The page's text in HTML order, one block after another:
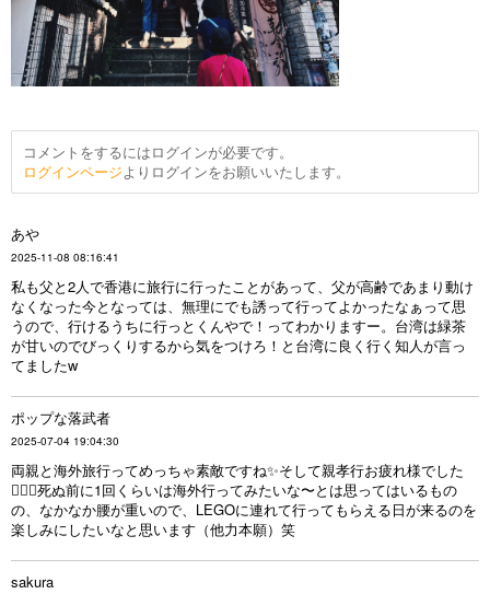
コメントをするにはログインが必要です。
ログインページよりログインをお願いいたします。
あや
2025-11-08 08:16:41
私も父と2人で香港に旅行に行ったことがあって、父が高齢であまり動け
なくなった今となっては、無理にでも誘って行ってよかったなぁって思
うので、行けるうちに行っとくんやで！ってわかりますー。台湾は緑茶
が甘いのでびっくりするから気をつけろ！と台湾に良く行く知人が言っ
てましたw
ポップな落武者
2025-07-04 19:04:30
両親と海外旅行ってめっちゃ素敵ですね✨️そして親孝行お疲れ様でした
🏋️‍♂️🌸死ぬ前に1回くらいは海外行ってみたいな〜とは思ってはいるもの
の、なかなか腰が重いので、LEGOに連れて行ってもらえる日が来るのを
楽しみにしたいなと思います（他力本願）笑
sakura